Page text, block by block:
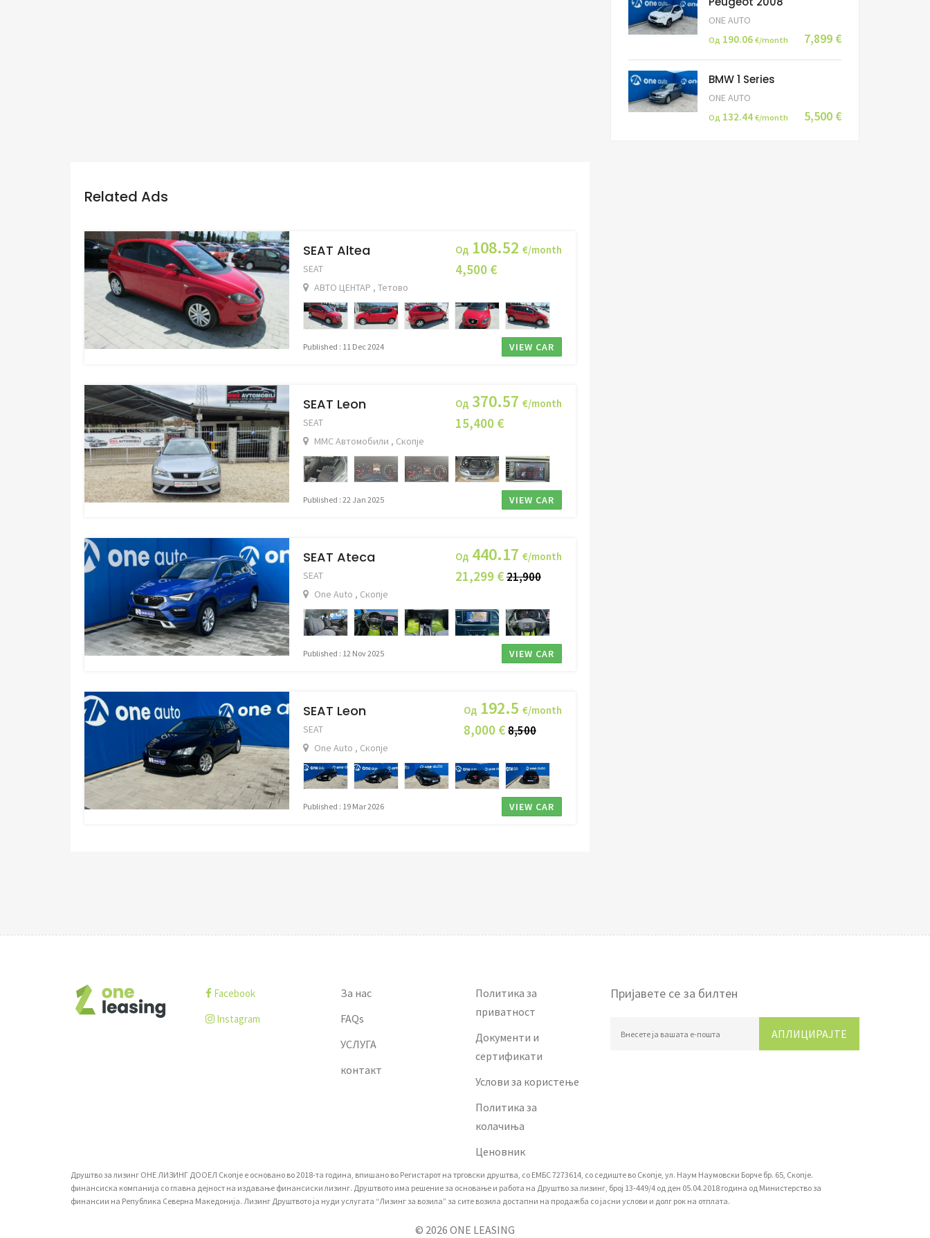
ONE AUTO
Од 190.06 €/month 7,899 €
BMW 1 Series
ONE AUTO
Од 132.44 €/month 5,500 €
Related Ads
Од108.52 €/month
4,500 €
SEAT Altea
SEAT
АВТО ЦЕНТАР , Тетово
Published : 11 Dec 2024 VIEW CAR
Од370.57 €/month
15,400 €
SEAT Leon
SEAT
ММС Автомобили , Скопје
Published : 22 Jan 2025 VIEW CAR
Од440.17 €/month
21,299 €21,900
SEAT Ateca
SEAT
One Auto , Скопје
Published : 12 Nov 2025 VIEW CAR
Од192.5 €/month
8,000 €8,500
SEAT Leon
SEAT
One Auto , Скопје
Published : 19 Mar 2026 VIEW CAR
Facebook
Instagram
За нас
FAQs
УСЛУГА
контакт
Политика за
приватност
Документи и
сертификати
Услови за користење
Политика за
колачиња
Ценовник
Пријавете се за билтен
АПЛИЦИРАЈТЕ
Друштво за лизинг ОНЕ ЛИЗИНГ ДООЕЛ Скопје е основано во 2018-та година, впишано вo Регистарот на трговски друштва, со ЕМБС 7273614, со седиште во Скопје, ул. Наум Наумовски Борче бр. 65, Скопје.
финансиска компанија со главна дејност на издавање финансиски лизинг. Друштвото има решение за основање и работа на Друштво за лизинг, број 13-449/4 од ден 05.04.2018 година од Министерство за
финансии на Република Северна Македонија. Лизинг Друштвото ја нуди услугата “Лизинг за возила” за сите возила достапни на продажба со јасни услови и долг рок на отплата.
© 2026 ONE LEASING